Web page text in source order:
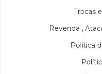
Trocas
Revenda ,
Política